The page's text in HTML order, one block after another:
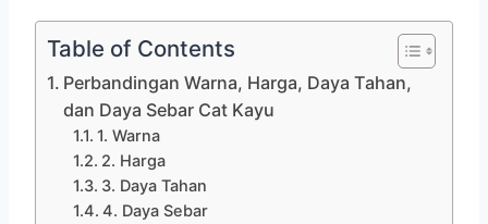
Table of Contents
Perbandingan Warna, Harga, Daya Tahan,
dan Daya Sebar Cat Kayu
1. Warna
2. Harga
3. Daya Tahan
4. Daya Sebar